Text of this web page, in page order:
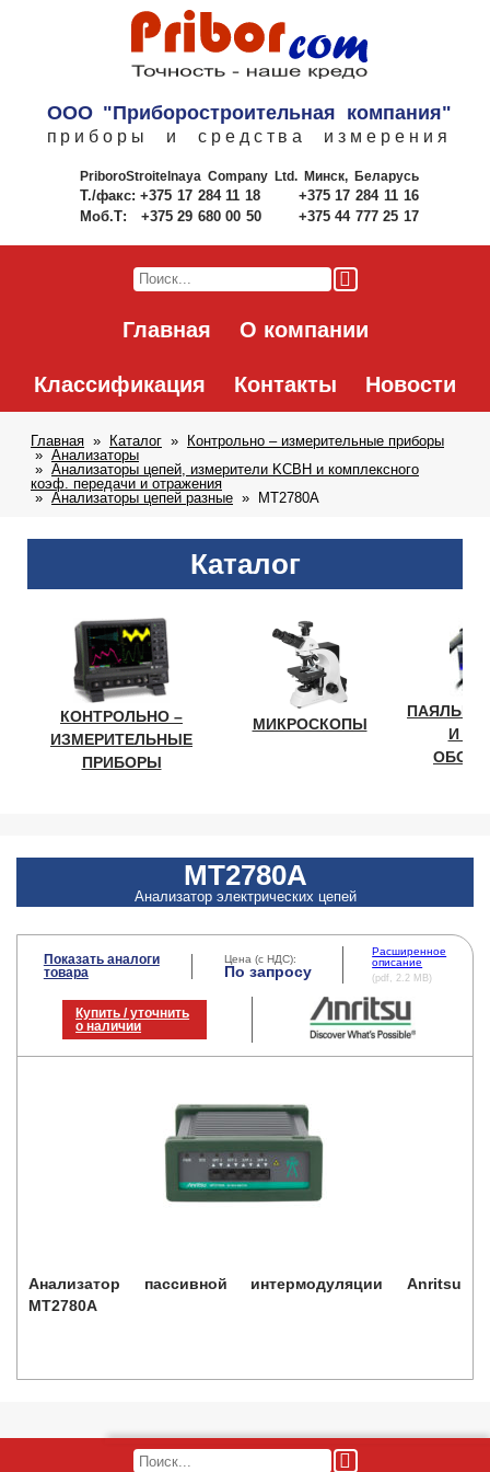
ООО "Приборостроительная компания"
приборы и средства измерения
PriboroStroitelnaya Company Ltd.Минск, Беларусь
Т./факс: +375 17 284 11 18
+375 17 284 11 16
Моб.Т:
+375 29 680 00 50 +375 44 777 25 17
Главная О компании
Классификация Контакты Новости
Главная Каталог
Контрольно – измерительные приборы
Анализаторы
Анализаторы цепей, измерители KCBH и комплексного
коэф. передачи и отражения
Анализаторы цепей разные
MT2780A
Каталог
КОНТРОЛЬНО –
ИЗМЕРИТЕЛЬНЫЕ
ПРИБОРЫ
МИКРОСКОПЫ
И
MT2780A
Анализатор электрических цепей
Показать аналоги
товара
Цена (с НДС):
По запросу
Расширенное
описание
(pdf, 2.2 MB)
Купить / уточнить
о наличии
Анализатор пассивной интермодуляции Anritsu
MT2780A